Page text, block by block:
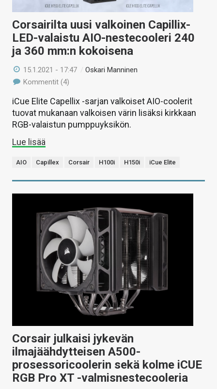
Corsairilta uusi valkoinen Capillix-
LED-valaistu AIO-nestecooleri 240
ja 360 mm:n kokoisena
15.1.2021 - 17:47 /Oskari Manninen
Kommentit (4)
iCue Elite Capellix -sarjan valkoiset AIO-coolerit
tuovat mukanaan valkoisen värin lisäksi kirkkaan
RGB-valaistun pumppuyksikön.
Lue lisää
AIO Capillex Corsair H100i H150i iCue Elite
Corsair julkaisi jykevän
ilmajäähdytteisen A500-
prosessoricoolerin sekä kolme iCUE
RGB Pro XT -valmisnestecooleria